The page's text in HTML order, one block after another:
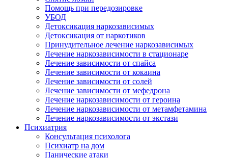
Помощь при передозировке
УБОД
Детоксикация наркозависимых
Детоксикация от наркотиков
Принудительное лечение наркозависимых
Лечение наркозависимости в стационаре
Лечение зависимости от спайса
Лечение зависимости от кокаина
Лечение зависимости от солей
Лечение зависимости от мефедрона
Лечение наркозависимости от героина
Лечение наркозависимости от метамфетамина
Лечение наркозависимости от экстази
Психиатрия
Консультация психолога
Психиатр на дом
Панические атаки